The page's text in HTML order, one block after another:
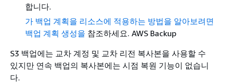
합니다.
가 백업 계획을 리소스에 적용하는 방법을 알아보려면
백업 계획 생성을 참조하세요. AWS Backup
S3 백업에는 교차 계정 및 교차 리전 복사본을 사용할 수
있지만 연속 백업의 복사본에는 시점 복원 기능이 없습니
다.